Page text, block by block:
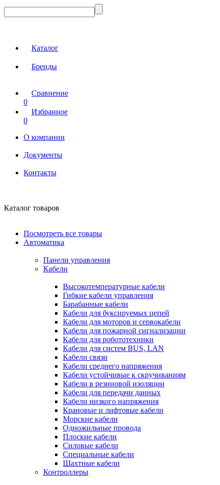
Каталог
Бренды
Сравнение
0
Избранное
0
О компании
Документы
Контакты
Каталог товаров
Посмотреть все товары
Автоматика
Панели управления
Кабели
Высокотемпературные кабели
Гибкие кабели управления
Барабанные кабели
Кабели для буксируемых цепей
Кабели для моторов и сервокабели
Кабели для пожарной сигнализации
Кабели для робототехники
Кабели для систем BUS, LAN
Кабели связи
Кабели среднего напряжения
Кабели устойчивые к скручиваниям
Кабели в резиновой изоляции
Кабели для передачи данных
Кабели низкого напряжения
Крановые и лифтовые кабели
Морские кабели
Одножильные провода
Плоские кабели
Силовые кабели
Специальные кабели
Шахтные кабели
Контроллеры